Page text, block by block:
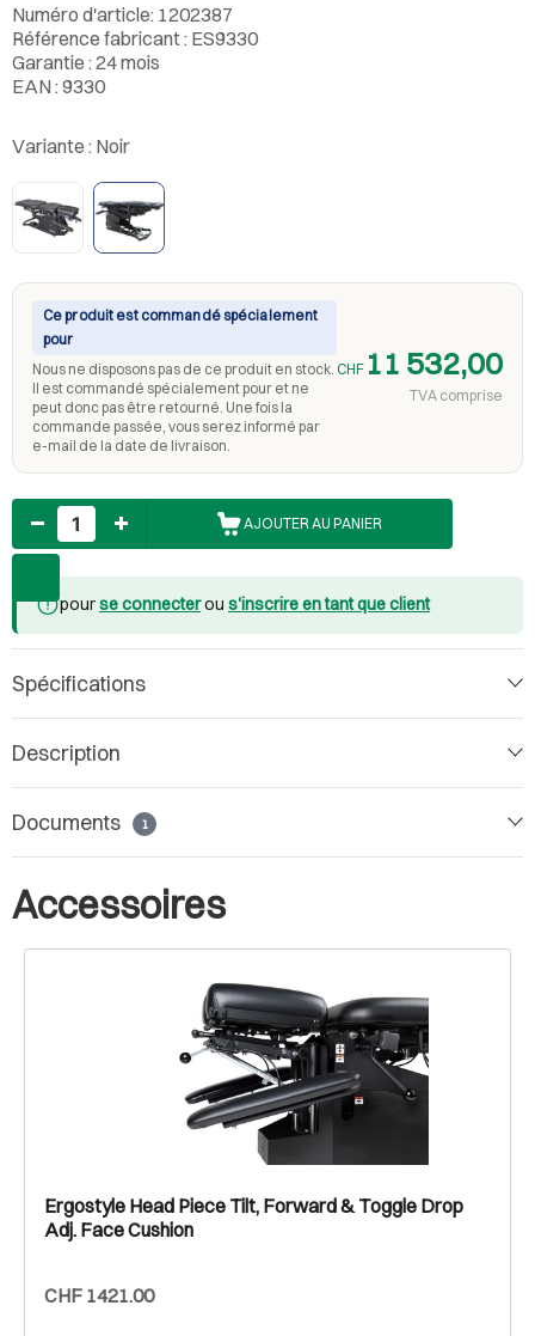
Numéro d'article: 1202387
Référence fabricant : ES9330
Garantie : 24 mois
EAN : 9330
Variante : Noir
Ce produit est commandé spécialement
pour
Nous ne disposons pas de ce produit en stock.
Il est commandé spécialement pour et ne
peut donc pas être retourné. Une fois la
commande passée, vous serez informé par
e-mail de la date de livraison.
CHF 11 532,00
TVA comprise
Nombre
AJOUTER AU PANIER
pourse connecterou s'inscrire en tant que client
Spécifications
Description
Documents 1
Accessoires
Ergostyle Head Piece Tilt, Forward & Toggle Drop
Adj. Face Cushion
CHF 1421.00